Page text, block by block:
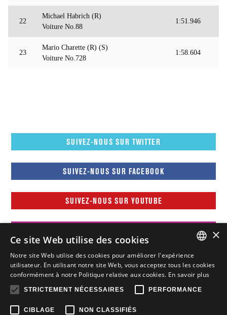
22
Michael Habrich (R)
Voiture No.88
1:51.946
23
Mario Charette (R) (S)
Voiture No.728
1:58.604
SUIVEZ-NOUS SUR TWITTER
SUIVEZ-NOUS SUR FACEBOOK
SUIVEZ-NOUS SUR YOUTUBE
FRENCH
FRENCH
×
Ce site Web utilise des cookies
Notre site Web utilise des cookies pour améliorer l'expérience
utilisateur. En utilisant notre site Web, vous acceptez tous les cookies
conformément à notre Politique relative aux cookies. En savoir plus
STRICTEMENT NÉCESSAIRES PERFORMANCE
CIBLAGE NON CLASSIFIÉS